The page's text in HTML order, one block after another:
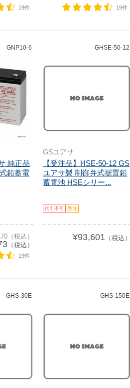
19件 19件
GNP10-6
純正品
鉛蓄電
（税込）
（税込）
19件
GHSE-50-12
GSユアサ
【受注品】HSE-50-12 GS
ユアサ製 制御弁式据置鉛
蓄電池 HSEシリー...
代引不可 受注
¥93,601 （税込）
GHS-30E GHS-150E